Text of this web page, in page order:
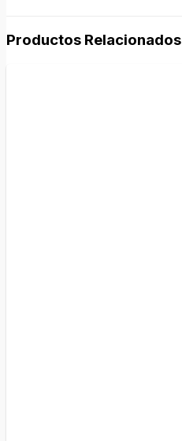
Productos Relacionados